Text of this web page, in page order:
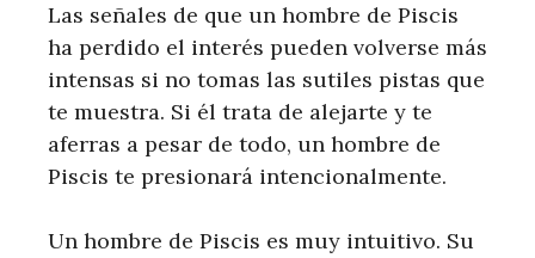
Las señales de que un hombre de Piscis
ha perdido el interés pueden volverse más
intensas si no tomas las sutiles pistas que
te muestra. Si él trata de alejarte y te
aferras a pesar de todo, un hombre de
Piscis te presionará intencionalmente.
Un hombre de Piscis es muy intuitivo. Su